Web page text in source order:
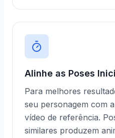
Alinhe as Poses
Para melhores
seu personagem com
vídeo de referência.
similares produzem